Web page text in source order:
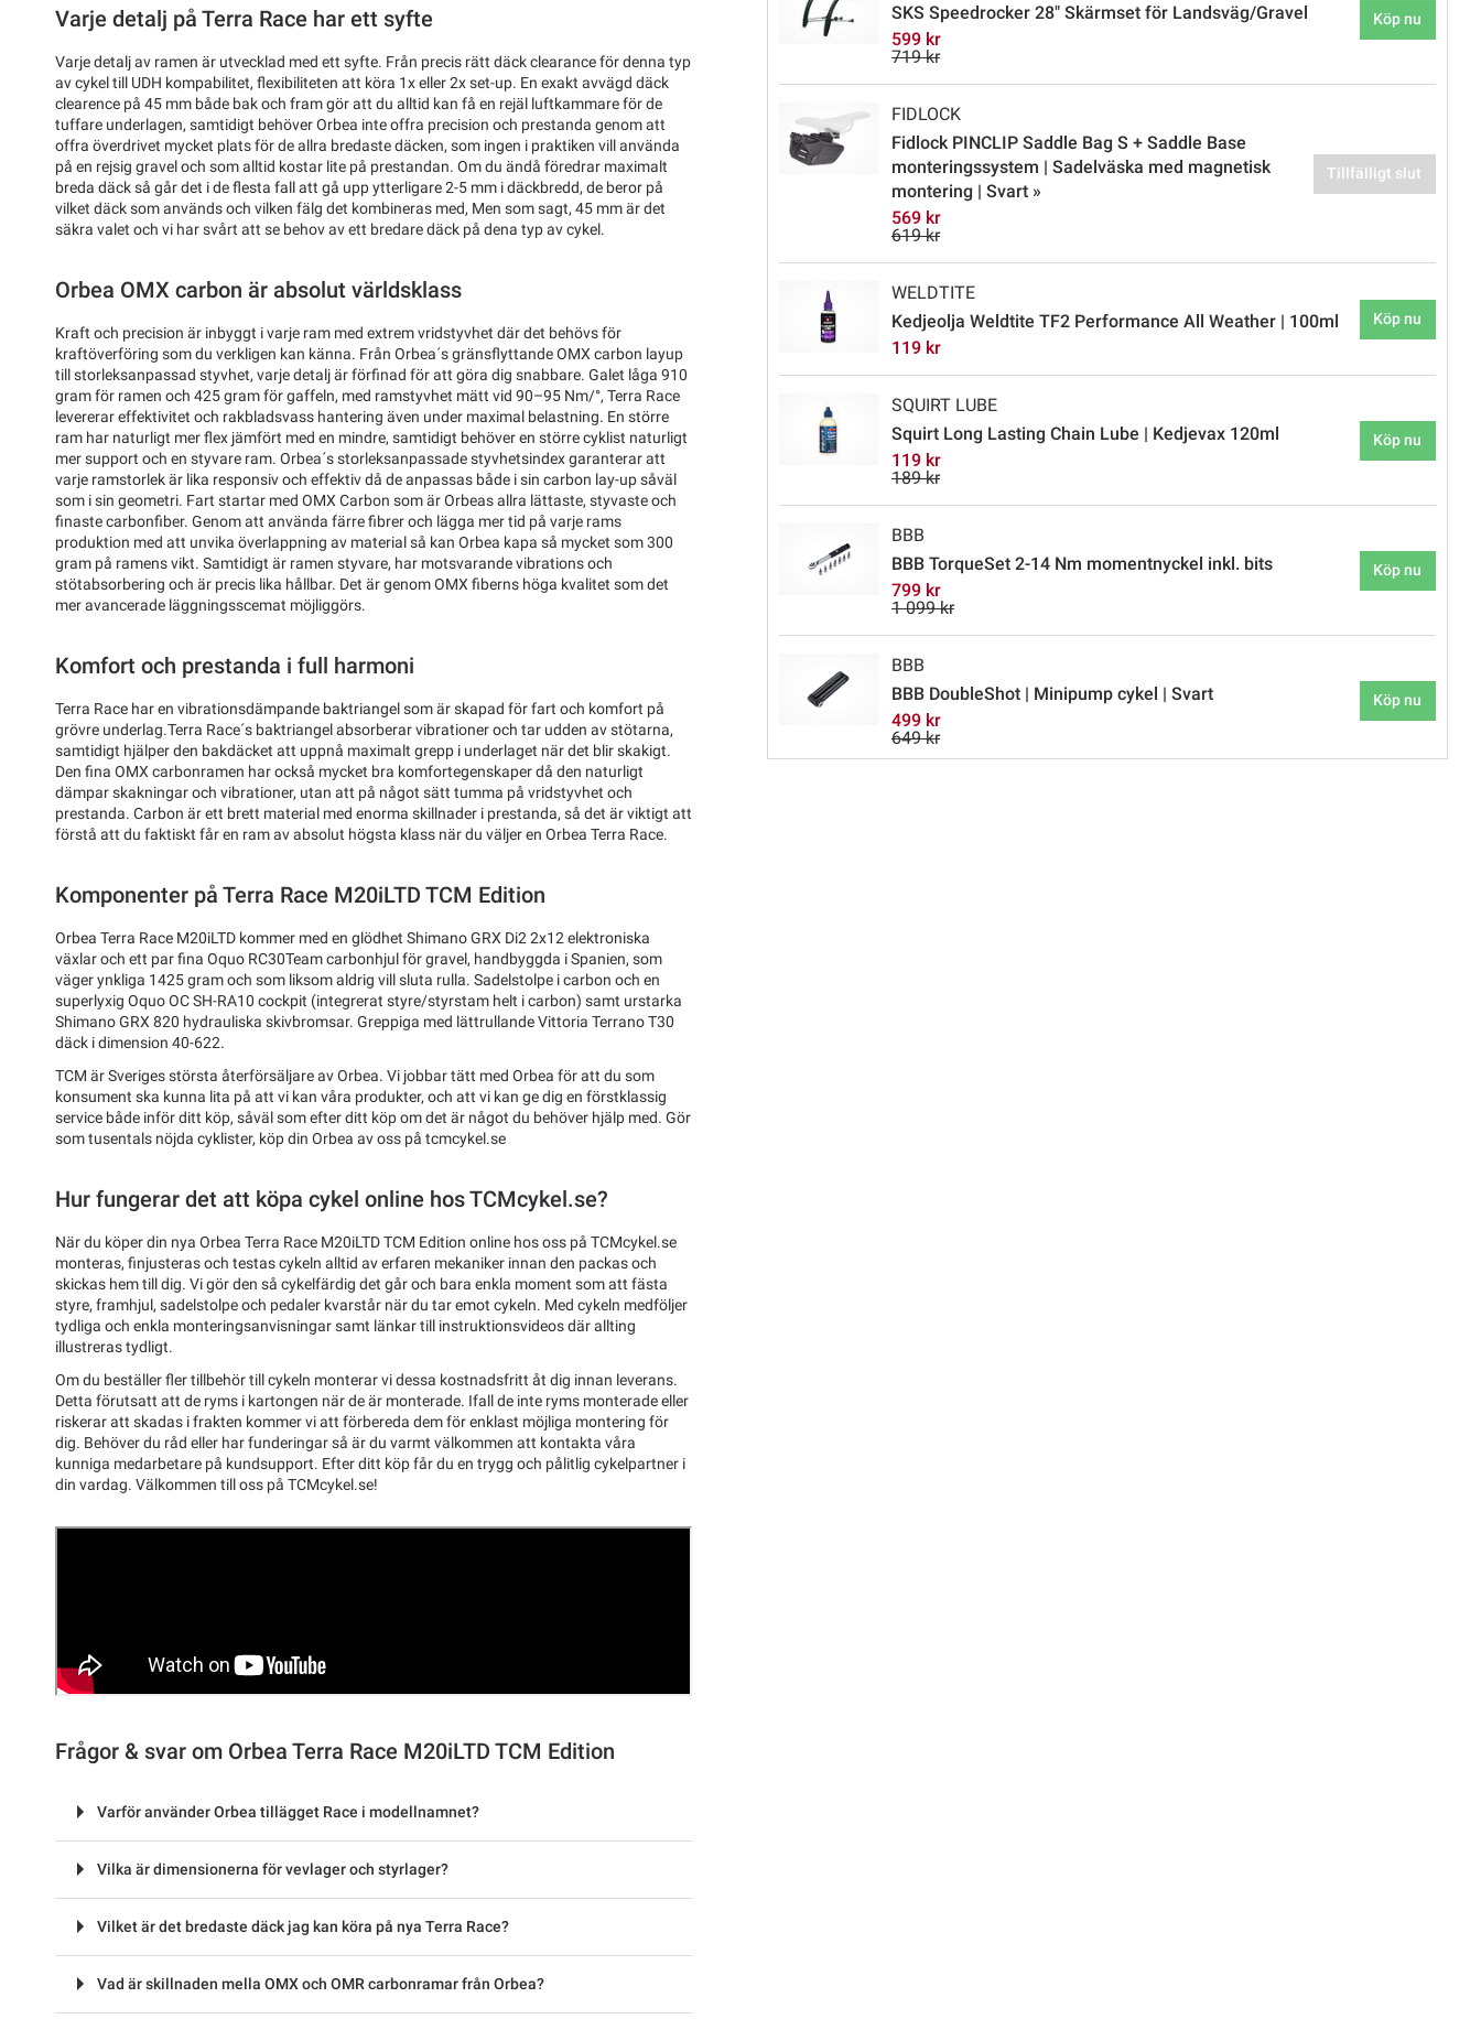
Varje detalj på Terra Race har ett syfte
Varje detalj av ramen är utvecklad med ett syfte. Från precis rätt däck clearance för denna typ
av cykel till UDH kompabilitet, flexibiliteten att köra 1x eller 2x set-up. En exakt avvägd däck
clearence på 45 mm både bak och fram gör att du alltid kan få en rejäl luftkammare för de
tuffare underlagen, samtidigt behöver Orbea inte offra precision och prestanda genom att
offra överdrivet mycket plats för de allra bredaste däcken, som ingen i praktiken vill använda
på en rejsig gravel och som alltid kostar lite på prestandan. Om du ändå föredrar maximalt
breda däck så går det i de flesta fall att gå upp ytterligare 2-5 mm i däckbredd, de beror på
vilket däck som används och vilken fälg det kombineras med, Men som sagt, 45 mm är det
säkra valet och vi har svårt att se behov av ett bredare däck på dena typ av cykel.
Orbea OMX carbon är absolut världsklass
Kraft och precision är inbyggt i varje ram med extrem vridstyvhet där det behövs för
kraftöverföring som du verkligen kan känna. Från Orbea´s gränsflyttande OMX carbon layup
till storleksanpassad styvhet, varje detalj är förfinad för att göra dig snabbare. Galet låga 910
gram för ramen och 425 gram för gaffeln, med ramstyvhet mätt vid 90–95 Nm/°, Terra Race
levererar effektivitet och rakbladsvass hantering även under maximal belastning. En större
ram har naturligt mer flex jämfört med en mindre, samtidigt behöver en större cyklist naturligt
mer support och en styvare ram. Orbea´s storleksanpassade styvhetsindex garanterar att
varje ramstorlek är lika responsiv och effektiv då de anpassas både i sin carbon lay-up såväl
som i sin geometri. Fart startar med OMX Carbon som är Orbeas allra lättaste, styvaste och
finaste carbonfiber. Genom att använda färre fibrer och lägga mer tid på varje rams
produktion med att unvika överlappning av material så kan Orbea kapa så mycket som 300
gram på ramens vikt. Samtidigt är ramen styvare, har motsvarande vibrations och
stötabsorbering och är precis lika hållbar. Det är genom OMX fiberns höga kvalitet som det
mer avancerade läggningsscemat möjliggörs.
Komfort och prestanda i full harmoni
Terra Race har en vibrationsdämpande baktriangel som är skapad för fart och komfort på
grövre underlag.Terra Race´s baktriangel absorberar vibrationer och tar udden av stötarna,
samtidigt hjälper den bakdäcket att uppnå maximalt grepp i underlaget när det blir skakigt.
Den fina OMX carbonramen har också mycket bra komfortegenskaper då den naturligt
dämpar skakningar och vibrationer, utan att på något sätt tumma på vridstyvhet och
prestanda. Carbon är ett brett material med enorma skillnader i prestanda, så det är viktigt att
förstå att du faktiskt får en ram av absolut högsta klass när du väljer en Orbea Terra Race.
Komponenter på Terra Race M20iLTD TCM Edition
Orbea Terra Race M20iLTD kommer med en glödhet Shimano GRX Di2 2x12 elektroniska
växlar och ett par fina Oquo RC30Team carbonhjul för gravel, handbyggda i Spanien, som
väger ynkliga 1425 gram och som liksom aldrig vill sluta rulla. Sadelstolpe i carbon och en
superlyxig Oquo OC SH-RA10 cockpit (integrerat styre/styrstam helt i carbon) samt urstarka
Shimano GRX 820 hydrauliska skivbromsar. Greppiga med lättrullande Vittoria Terrano T30
däck i dimension 40-622.
TCM är Sveriges största återförsäljare av Orbea. Vi jobbar tätt med Orbea för att du som
konsument ska kunna lita på att vi kan våra produkter, och att vi kan ge dig en förstklassig
service både inför ditt köp, såväl som efter ditt köp om det är något du behöver hjälp med. Gör
som tusentals nöjda cyklister, köp din Orbea av oss på tcmcykel.se
Hur fungerar det att köpa cykel online hos TCMcykel.se?
När du köper din nya Orbea Terra Race M20iLTD TCM Edition online hos oss på TCMcykel.se
monteras, finjusteras och testas cykeln alltid av erfaren mekaniker innan den packas och
skickas hem till dig. Vi gör den så cykelfärdig det går och bara enkla moment som att fästa
styre, framhjul, sadelstolpe och pedaler kvarstår när du tar emot cykeln. Med cykeln medföljer
tydliga och enkla monteringsanvisningar samt länkar till instruktionsvideos där allting
illustreras tydligt.
Om du beställer fler tillbehör till cykeln monterar vi dessa kostnadsfritt åt dig innan leverans.
Detta förutsatt att de ryms i kartongen när de är monterade. Ifall de inte ryms monterade eller
riskerar att skadas i frakten kommer vi att förbereda dem för enklast möjliga montering för
dig. Behöver du råd eller har funderingar så är du varmt välkommen att kontakta våra
kunniga medarbetare på kundsupport. Efter ditt köp får du en trygg och pålitlig cykelpartner i
din vardag. Välkommen till oss på TCMcykel.se!
Frågor & svar om Orbea Terra Race M20iLTD TCM Edition
Varför använder Orbea tillägget Race i modellnamnet?
Vilka är dimensionerna för vevlager och styrlager?
Vilket är det bredaste däck jag kan köra på nya Terra Race?
Vad är skillnaden mella OMX och OMR carbonramar från Orbea?
SKS Speedrocker 28" Skärmset för Landsväg/Gravel
599 kr
719 kr
Köp nu
FIDLOCK
Fidlock PINCLIP Saddle Bag S + Saddle Base
monteringssystem | Sadelväska med magnetisk
montering | Svart »
569 kr
619 kr
Tillfälligt slut
WELDTITE
Kedjeolja Weldtite TF2 Performance All Weather | 100ml
119 kr
Köp nu
SQUIRT LUBE
Squirt Long Lasting Chain Lube | Kedjevax 120ml
119 kr
189 kr
Köp nu
BBB
BBB TorqueSet 2-14 Nm momentnyckel inkl. bits
799 kr
1 099 kr
Köp nu
BBB
BBB DoubleShot | Minipump cykel | Svart
499 kr
649 kr
Köp nu